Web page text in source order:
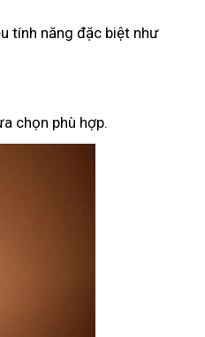
tính năng đặc biệt như
chọn phù hợp.